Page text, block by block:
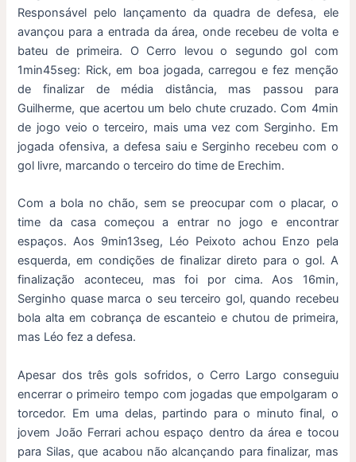
Responsável pelo lançamento da quadra de defesa, ele
avançou para a entrada da área, onde recebeu de volta e
bateu de primeira. O Cerro levou o segundo gol com
1min45seg: Rick, em boa jogada, carregou e fez menção
de finalizar de média distância, mas passou para
Guilherme, que acertou um belo chute cruzado. Com 4min
de jogo veio o terceiro, mais uma vez com Serginho. Em
jogada ofensiva, a defesa saiu e Serginho recebeu com o
gol livre, marcando o terceiro do time de Erechim.
Com a bola no chão, sem se preocupar com o placar, o
time da casa começou a entrar no jogo e encontrar
espaços. Aos 9min13seg, Léo Peixoto achou Enzo pela
esquerda, em condições de finalizar direto para o gol. A
finalização aconteceu, mas foi por cima. Aos 16min,
Serginho quase marca o seu terceiro gol, quando recebeu
bola alta em cobrança de escanteio e chutou de primeira,
mas Léo fez a defesa.
Apesar dos três gols sofridos, o Cerro Largo conseguiu
encerrar o primeiro tempo com jogadas que empolgaram o
torcedor. Em uma delas, partindo para o minuto final, o
jovem João Ferrari achou espaço dentro da área e tocou
para Silas, que acabou não alcançando para finalizar, mas